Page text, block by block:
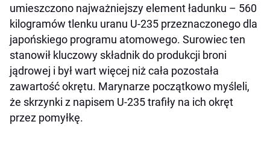
umieszczono najważniejszy element ładunku – 560
kilogramów tlenku uranu U-235 przeznaczonego dla
japońskiego programu atomowego. Surowiec ten
stanowił kluczowy składnik do produkcji broni
jądrowej i był wart więcej niż cała pozostała
zawartość okrętu. Marynarze początkowo myśleli,
że skrzynki z napisem U-235 trafiły na ich okręt
przez pomyłkę.